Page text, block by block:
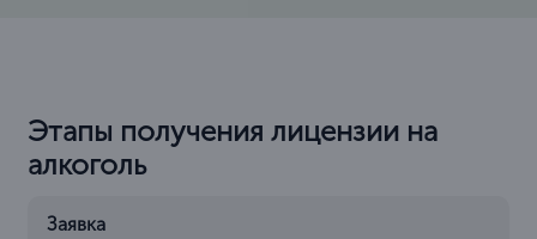
Этапы получения лицензии на
алкоголь
Заявка